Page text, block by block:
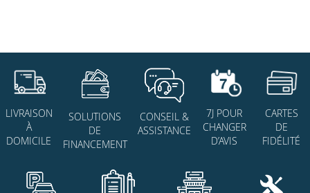
LIVRAISON
À
DOMICILE
SOLUTIONS
DE
FINANCEMENT
CONSEIL &
ASSISTANCE
7J POUR
CHANGER
D’AVIS
CARTES
DE
FIDÉLITÉ